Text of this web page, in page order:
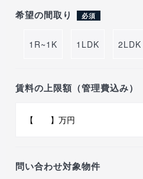
希望の間取り 必須
1R~1K 1LDK 2LDK
賃料の上限額（管理費込み）
問い合わせ対象物件